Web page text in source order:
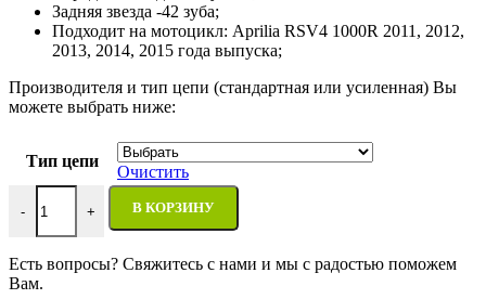
Задняя звезда -42 зуба;
Подходит на мотоцикл: Aprilia RSV4 1000R 2011, 2012,
2013, 2014, 2015 года выпуска;
Производителя и тип цепи (стандартная или усиленная) Вы
можете выбрать ниже:
Тип цепи
Очистить
-
Количество товара Цепь и звезды Aprilia RSV4 1000R 2011-2015
+ В КОРЗИНУ
Есть вопросы? Свяжитесь с нами и мы с радостью поможем
Вам.